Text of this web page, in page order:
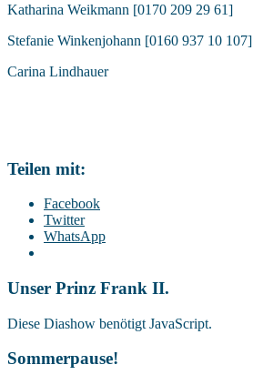
Katharina Weikmann [0170 209 29 61]
Stefanie Winkenjohann [0160 937 10 107]
Carina Lindhauer
Teilen mit:
Facebook
Twitter
WhatsApp
Unser Prinz Frank II.
Diese Diashow benötigt JavaScript.
Sommerpause!